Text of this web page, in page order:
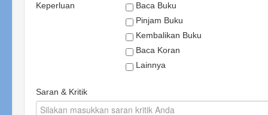
Keperluan
Baca Buku
Pinjam Buku
Kembalikan Buku
Baca Koran
Lainnya
Saran & Kritik